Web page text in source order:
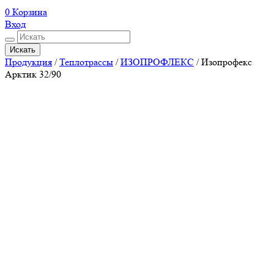
0 Корзина
Вход
Искать
Продукция /Теплотрассы /ИЗОПРОФЛЕКС /Изопрофекс
Арктик 32/90